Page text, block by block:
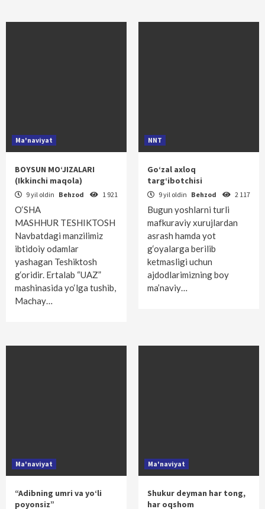
Ma'naviyat
BOYSUN MO‘JIZALARI
(Ikkinchi maqola)
9 yil oldin Behzod 1 921
O‘SHA
MASHHUR TESHIKTOSH
Navbatdagi manzilimiz
ibtidoiy odamlar
yashagan Teshiktosh
g‘oridir. Ertalab “UAZ”
mashinasida yo‘lga tushib,
Machay…
NNT
Go‘zal axloq
targ‘ibotchisi
9 yil oldin Behzod 2 117
Bugun yoshlarni turli
mafkuraviy xurujlardan
asrash hamda yot
g‘oyalarga berilib
ketmasligi uchun
ajdodlarimizning boy
ma’naviy…
Ma'naviyat
“Adibning umri va yo‘li
poyonsiz”
Ma'naviyat
Shukur deyman har tong,
har oqshom